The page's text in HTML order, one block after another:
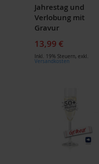
Jahrestag und
Verlobung mit
Gravur
13,99 €
Inkl. 19% Steuern, exkl.
Versandkosten